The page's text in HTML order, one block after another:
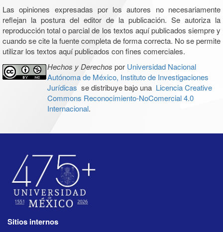
Las opiniones expresadas por los autores no necesariamente
reflejan la postura del editor de la publicación. Se autoriza la
reproducción total o parcial de los textos aquí publicados siempre y
cuando se cite la fuente completa de forma correcta. No se permite
utilizar los textos aquí publicados con fines comerciales.
Hechos y Derechos por Universidad Nacional
Autónoma de México, Instituto de Investigaciones
Jurídicas se distribuye bajo una Licencia Creative
Commons Reconocimiento-NoComercial 4.0
Internacional.
Sitios internos